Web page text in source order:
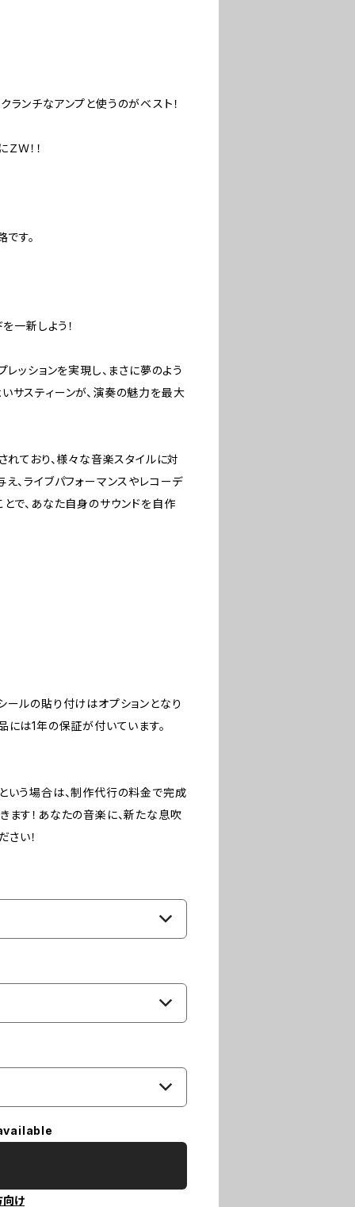
ランチなアンプと使うのがベスト！
Ｗ！！
す。
一新しよう！
レッションを実現し、まさに夢のよう
サスティーンが、演奏の魅力を最大
ており、様々な音楽スタイルに対
、ライブパフォーマンスやレコーデ
で、あなた自身のサウンドを自作
ールの貼り付けはオプションとなり
には1年の保証が付いています。
いう場合は、制作代行の料金で完成
ます！あなたの音楽に、新たな息吹
い！
向け